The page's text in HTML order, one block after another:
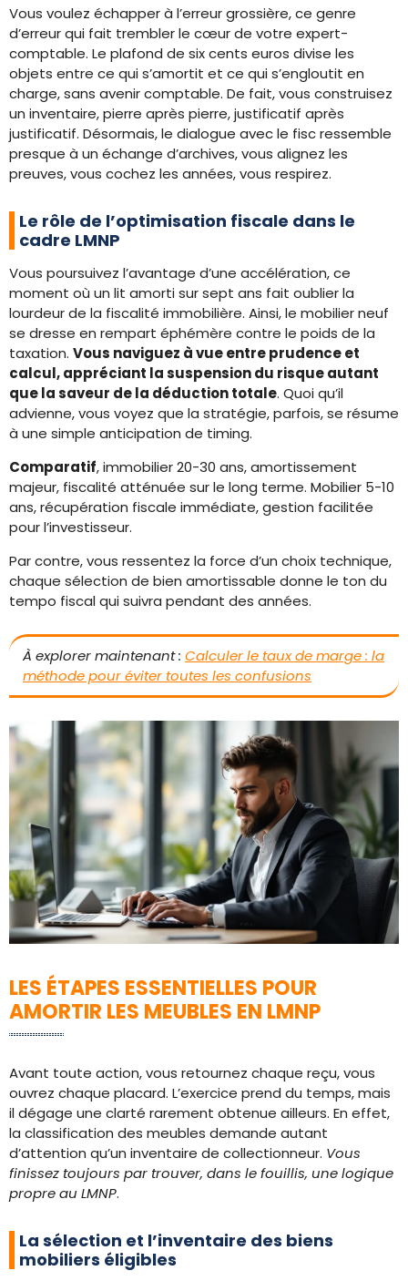
Vous voulez échapper à l’erreur grossière, ce genre
d’erreur qui fait trembler le cœur de votre expert-
comptable. Le plafond de six cents euros divise les
objets entre ce qui s’amortit et ce qui s’engloutit en
charge, sans avenir comptable. De fait, vous construisez
un inventaire, pierre après pierre, justificatif après
justificatif. Désormais, le dialogue avec le fisc ressemble
presque à un échange d’archives, vous alignez les
preuves, vous cochez les années, vous respirez.
Le rôle de l’optimisation fiscale dans le
cadre LMNP
Vous poursuivez l’avantage d’une accélération, ce
moment où un lit amorti sur sept ans fait oublier la
lourdeur de la fiscalité immobilière. Ainsi, le mobilier neuf
se dresse en rempart éphémère contre le poids de la
taxation. Vous naviguez à vue entre prudence et
calcul, appréciant la suspension du risque autant
que la saveur de la déduction totale. Quoi qu’il
advienne, vous voyez que la stratégie, parfois, se résume
à une simple anticipation de timing.
Comparatif, immobilier 20-30 ans, amortissement
majeur, fiscalité atténuée sur le long terme. Mobilier 5-10
ans, récupération fiscale immédiate, gestion facilitée
pour l’investisseur.
Par contre, vous ressentez la force d’un choix technique,
chaque sélection de bien amortissable donne le ton du
tempo fiscal qui suivra pendant des années.
À explorer maintenant : Calculer le taux de marge : la
méthode pour éviter toutes les confusions
LES ÉTAPES ESSENTIELLES POUR
AMORTIR LES MEUBLES EN LMNP
Avant toute action, vous retournez chaque reçu, vous
ouvrez chaque placard. L’exercice prend du temps, mais
il dégage une clarté rarement obtenue ailleurs. En effet,
la classification des meubles demande autant
d’attention qu’un inventaire de collectionneur. Vous
finissez toujours par trouver, dans le fouillis, une logique
propre au LMNP.
La sélection et l’inventaire des biens
mobiliers éligibles